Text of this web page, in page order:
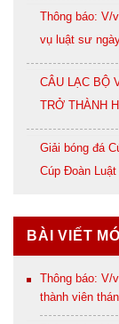
Thông báo: V/
vụ luật sư
CÂU LẠC BỘ
TRỞ THÀNH
PHỐ HÀ NỘI
Giải bóng đá
Cúp Đoàn
BÀI VIẾT
Thông báo: V/
thành viên